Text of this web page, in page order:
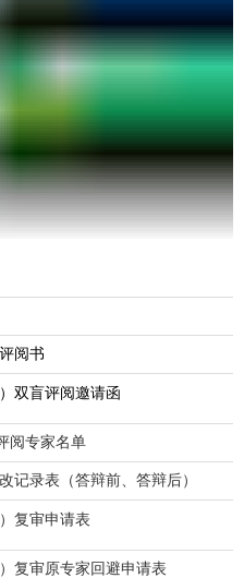
阅书
双盲评阅邀请函
阅专家名单
记录表（答辩前、答辩后）
复审申请表
复审原专家回避申请表